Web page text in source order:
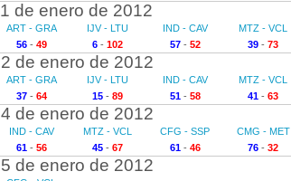
de enero de 2012
ART - GRA
56- 49
IJV - LTU
6 - 102
IND - CAV
57- 52
MTZ - VCL
39 - 73
de enero de 2012
ART - GRA
37- 64
IJV - LTU
15 - 89
IND - CAV
51- 58
MTZ - VCL
41 - 63
de enero de 2012
IND - CAV
61- 56
MTZ - VCL
45 - 67
CFG - SSP
61- 46
CMG - MET
76 - 32
de enero de 2012